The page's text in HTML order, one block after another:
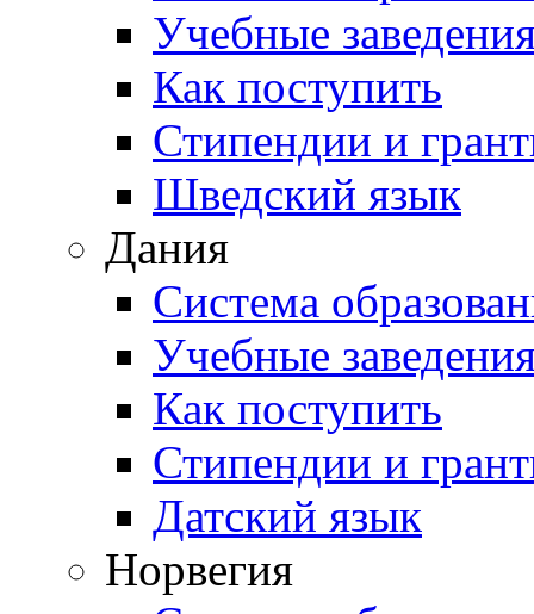
Учебные
Как поступить
Стипендии и
Шведский язык
Дания
Система
Учебные
Как поступить
Стипендии и
Датский язык
Норвегия